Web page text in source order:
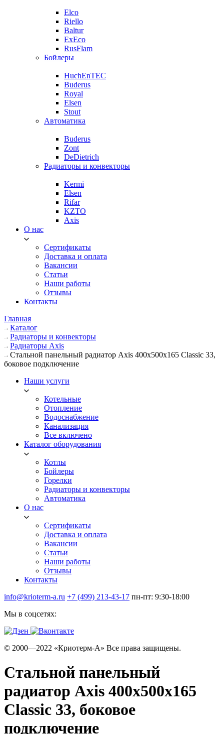
Elco
Riello
Baltur
ExEco
RusFlam
Бойлеры
HuchEnTEC
Buderus
Royal
Elsen
Stout
Автоматика
Buderus
Zont
DeDietrich
Радиаторы и конвекторы
Kermi
Elsen
Rifar
KZTO
Axis
О нас
Сертификаты
Доставка и оплата
Вакансии
Статьи
Наши работы
Отзывы
Контакты
Главная
Каталог
Радиаторы и конвекторы
Радиаторы Axis
Стальной панельный радиатор Axis 400х500х165 Classic 33,
боковое подключение
Наши услуги
Котельные
Отопление
Водоснабжение
Канализация
Все включено
Каталог оборудования
Котлы
Бойлеры
Горелки
Радиаторы и конвекторы
Автоматика
О нас
Сертификаты
Доставка и оплата
Вакансии
Статьи
Наши работы
Отзывы
Контакты
info@krioterm-a.ru +7 (499) 213-43-17 пн-пт: 9:30-18:00
Мы в соцсетях:
© 2000—2022 «Криотерм-А» Все права защищены.
Стальной панельный
радиатор Axis 400х500х165
Classic 33, боковое
подключение